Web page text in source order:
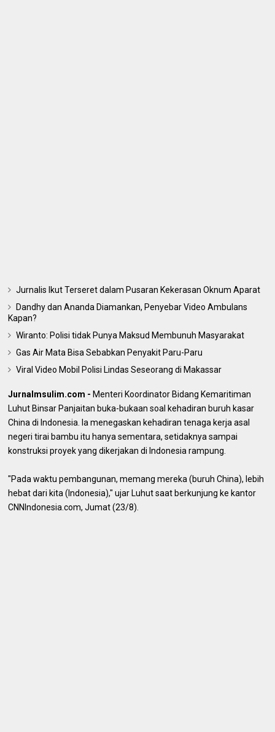
Jurnalis Ikut Terseret dalam Pusaran Kekerasan Oknum Aparat
Dandhy dan Ananda Diamankan, Penyebar Video Ambulans
Kapan?
Wiranto: Polisi tidak Punya Maksud Membunuh Masyarakat
Gas Air Mata Bisa Sebabkan Penyakit Paru-Paru
Viral Video Mobil Polisi Lindas Seseorang di Makassar
Jurnalmsulim.com - Menteri Koordinator Bidang Kemaritiman
Luhut Binsar Panjaitan buka-bukaan soal kehadiran buruh kasar
China di Indonesia. Ia menegaskan kehadiran tenaga kerja asal
negeri tirai bambu itu hanya sementara, setidaknya sampai
konstruksi proyek yang dikerjakan di Indonesia rampung.
"Pada waktu pembangunan, memang mereka (buruh China), lebih
hebat dari kita (Indonesia)," ujar Luhut saat berkunjung ke kantor
CNNIndonesia.com, Jumat (23/8).